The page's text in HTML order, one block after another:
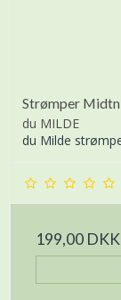
Strømper
du MILDE
du Milde
199,00 DKK